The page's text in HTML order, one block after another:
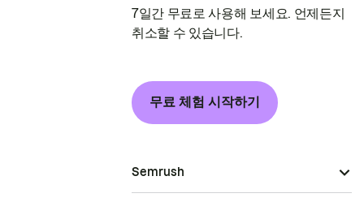
7일간 무료로 사용해 보세요. 언제든지
취소할 수 있습니다.
무료 체험 시작하기
Semrush